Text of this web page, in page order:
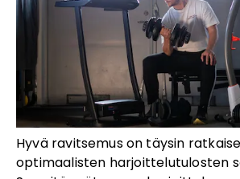
Hyvä ravitsemus on täysin
optimaalisten harjoittelutulosten